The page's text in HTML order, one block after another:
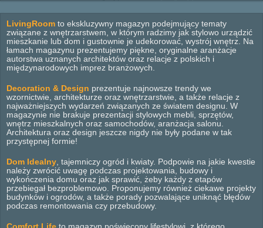
LivingRoom to ekskluzywny magazyn podejmujący tematy
związane z wnętrzarstwem, w którym radzimy jak stylowo urządzić
mieszkanie lub dom i gustownie je udekorować, wystrój wnętrz. Na
łamach magazynu prezentujemy piękne, oryginalne aranżacje
autorstwa uznanych architektów oraz relacje z polskich i
międzynarodowych imprez branżowych.
Decoration & Design prezentuje najnowsze trendy we
wzornictwie, architekturze oraz wnętrzarstwie, a także relacje z
najważniejszych wydarzeń związanych ze światem designu. W
magazynie nie brakuje prezentacji stylowych mebli, sprzętów,
wnętrz mieszkalnych oraz samochodów, aranżacja salonu.
Architektura oraz design jeszcze nigdy nie były podane w tak
przystępnej formie!
Dom Idealny , tajemniczy ogród i kwiaty. Podpowie na jakie kwestie
należy zwrócić uwagę podczas projektowania, budowy i
wykończenia domu oraz jak sprawić, żeby każdy z etapów
przebiegał bezproblemowo. Proponujemy również ciekawe projekty
budynków i ogrodów, a także porady pozwalające uniknąć błędów
podczas remontowania czy przebudowy.
Comfort Life to magazyn poświęcony lifestylowi, z którego